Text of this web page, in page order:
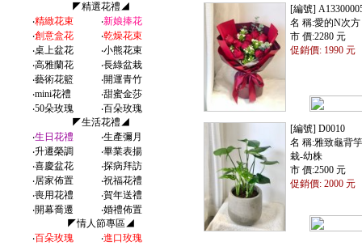
◤精選花禮◢
‧精緻花束 ‧新娘捧花
‧創意盒花 ‧乾燥花束
‧桌上盆花 ‧小熊花束
‧高雅蘭花 ‧長綠盆栽
‧藝術花籃 ‧開運青竹
‧mini花禮 ‧甜蜜金莎
‧50朵玫瑰 ‧百朵玫瑰
◤生活花禮◢
‧生日花禮 ‧生產彌月
‧升遷榮調 ‧畢業表揚
‧喜慶盆花 ‧探病拜訪
‧居家佈置 ‧祝福花禮
‧喪用花禮 ‧賀年送禮
‧開幕喬遷 ‧婚禮佈置
◤情人節專區◢
‧百朵玫瑰 ‧進口玫瑰
[編號]
名 稱:愛的N次方
市 價:2280 元
促銷價: 1990 元
[編號] D0010
名 稱:雅致龜背
栽-幼株
市 價:2500 元
促銷價: 2000 元